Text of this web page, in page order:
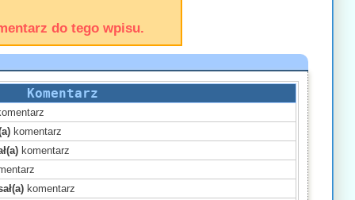
do tego wpisu.
Komentarz
komentarz
komentarz
komentarz